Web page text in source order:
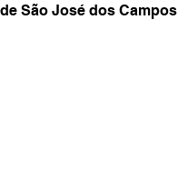
de São José dos Campos